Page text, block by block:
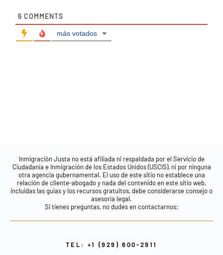
6 COMMENTS
más votados
Inmigración Justa no está afiliada ni respaldada por el Servicio de
Ciudadanía e Inmigración de los Estados Unidos (USCIS), ni por ninguna
otra agencia gubernamental. El uso de este sitio no establece una
relación de cliente-abogado y nada del contenido en este sitio web,
incluidas las guías y los recursos gratuitos, debe considerarse consejo o
asesoría legal.
Si tienes preguntas, no dudes en contactarnos:
TEL: +1 (929) 600-2911